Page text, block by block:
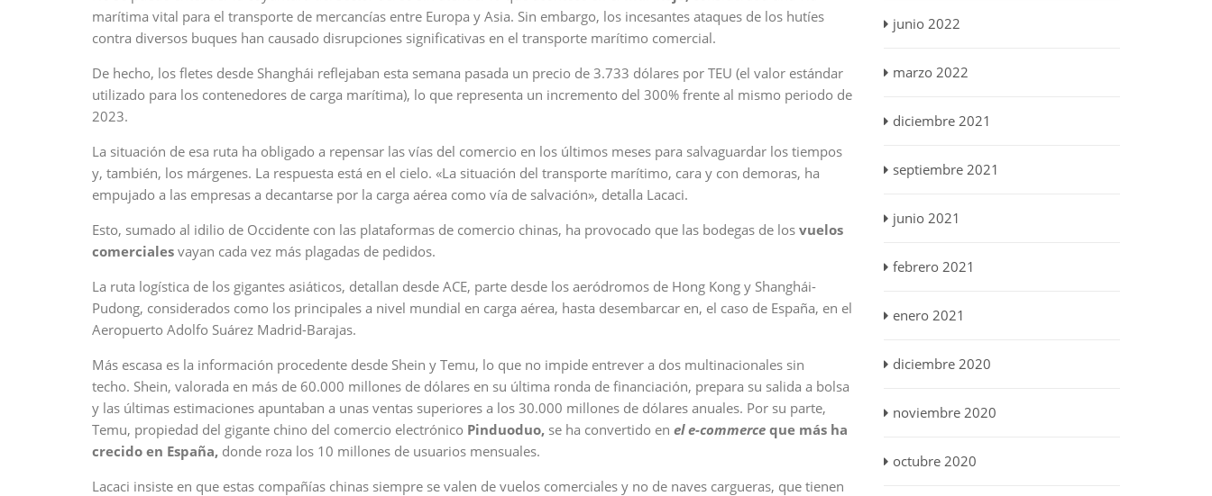
marítima vital para el transporte de mercancías entre Europa y Asia. Sin embargo, los incesantes ataques de los hutíes
contra diversos buques han causado disrupciones significativas en el transporte marítimo comercial.
De hecho, los fletes desde Shanghái reflejaban esta semana pasada un precio de 3.733 dólares por TEU (el valor estándar
utilizado para los contenedores de carga marítima), lo que representa un incremento del 300% frente al mismo periodo de
2023.
La situación de esa ruta ha obligado a repensar las vías del comercio en los últimos meses para salvaguardar los tiempos
y, también, los márgenes. La respuesta está en el cielo. «La situación del transporte marítimo, cara y con demoras, ha
empujado a las empresas a decantarse por la carga aérea como vía de salvación», detalla Lacaci.
Esto, sumado al idilio de Occidente con las plataformas de comercio chinas, ha provocado que las bodegas de los vuelos
comerciales vayan cada vez más plagadas de pedidos.
La ruta logística de los gigantes asiáticos, detallan desde ACE, parte desde los aeródromos de Hong Kong y Shanghái-
Pudong, considerados como los principales a nivel mundial en carga aérea, hasta desembarcar en, el caso de España, en el
Aeropuerto Adolfo Suárez Madrid-Barajas.
Más escasa es la información procedente desde Shein y Temu, lo que no impide entrever a dos multinacionales sin
techo. Shein, valorada en más de 60.000 millones de dólares en su última ronda de financiación, prepara su salida a bolsa
y las últimas estimaciones apuntaban a unas ventas superiores a los 30.000 millones de dólares anuales. Por su parte,
Temu, propiedad del gigante chino del comercio electrónico Pinduoduo, se ha convertido en el e-commerce que más ha
crecido en España, donde roza los 10 millones de usuarios mensuales.
Lacaci insiste en que estas compañías chinas siempre se valen de vuelos comerciales y no de naves cargueras, que tienen
junio 2022
marzo 2022
diciembre 2021
septiembre 2021
junio 2021
febrero 2021
enero 2021
diciembre 2020
noviembre 2020
octubre 2020